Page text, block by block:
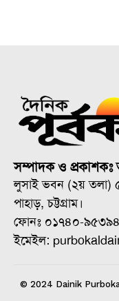
সম্পাদক ও প্রকাশকঃ
লুসাই ভবন (২য় তলা) ৫
পাহাড়, চট্টগ্রাম।
ফোনঃ ০১৭৪০-
ইমেইল:
© 2024 Dainik